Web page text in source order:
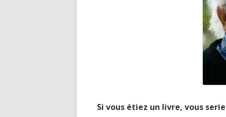
Si vous étiez un livre, vous